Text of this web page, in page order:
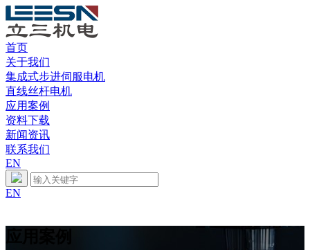
首页
关于我们
集成式步进伺服电机
直线丝杆电机
应用案例
资料下载
新闻资讯
联系我们
EN
EN